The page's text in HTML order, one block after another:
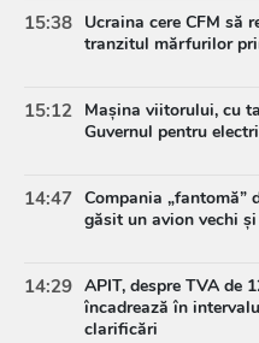
15:38 Ucraina cere CFM să
tranzitul mărfurilor
15:12 Mașina viitorului, cu
Guvernul pentru
14:47 Compania „fantomă”
găsit un avion vechi
14:29 APIT, despre TVA de
încadrează în
clarificări